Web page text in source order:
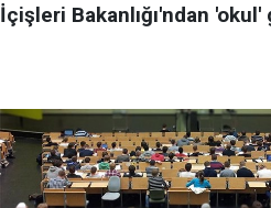
İçişleri Bakanlığı'ndan